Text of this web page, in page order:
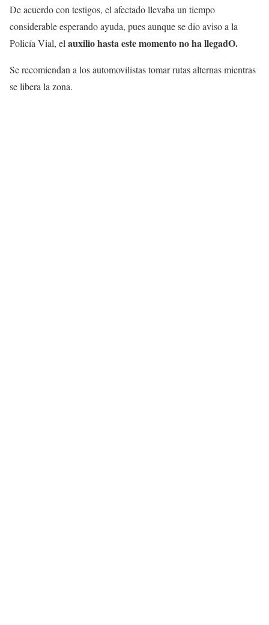
De acuerdo con testigos, el afectado llevaba un tiempo
considerable esperando ayuda, pues aunque se dio aviso a la
Policía Vial, el auxilio hasta este momento no ha llegadO.
Se recomiendan a los automovilistas tomar rutas alternas mientras
se libera la zona.